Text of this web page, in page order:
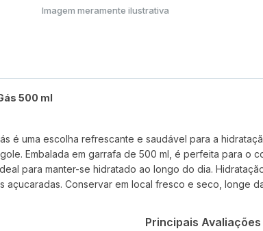
Imagem meramente ilustrativa
500 ml
é uma escolha refrescante e saudável para a
Embalada em garrafa de 500 ml, é perfeita para o
para manter-se hidratado ao longo do dia.
açucaradas. Conservar em local fresco e seco, longe
Principais Avaliações